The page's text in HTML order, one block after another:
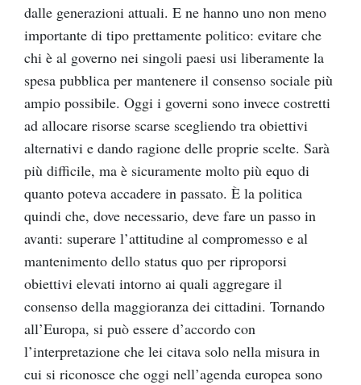
dalle generazioni attuali. E ne hanno uno non meno
importante di tipo prettamente politico: evitare che
chi è al governo nei singoli paesi usi liberamente la
spesa pubblica per mantenere il consenso sociale più
ampio possibile. Oggi i governi sono invece costretti
ad allocare risorse scarse scegliendo tra obiettivi
alternativi e dando ragione delle proprie scelte. Sarà
più difficile, ma è sicuramente molto più equo di
quanto poteva accadere in passato. È la politica
quindi che, dove necessario, deve fare un passo in
avanti: superare l’attitudine al compromesso e al
mantenimento dello status quo per riproporsi
obiettivi elevati intorno ai quali aggregare il
consenso della maggioranza dei cittadini. Tornando
all’Europa, si può essere d’accordo con
l’interpretazione che lei citava solo nella misura in
cui si riconosce che oggi nell’agenda europea sono